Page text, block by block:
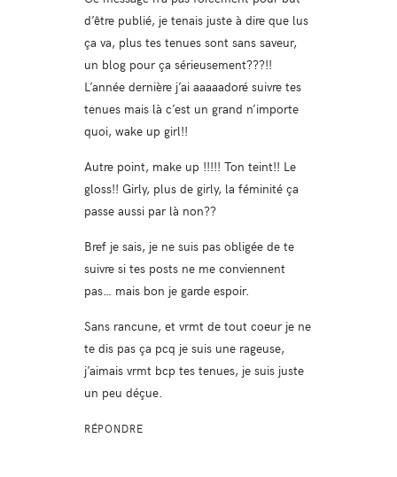
d’être publié, je tenais juste à dire que lus
ça va, plus tes tenues sont sans saveur,
un blog pour ça sérieusement???!!
L’année dernière j’ai aaaaadoré suivre tes
tenues mais là c’est un grand n’importe
quoi, wake up girl!!
Autre point, make up !!!!! Ton teint!! Le
gloss!! Girly, plus de girly, la féminité ça
passe aussi par là non??
Bref je sais, je ne suis pas obligée de te
suivre si tes posts ne me conviennent
pas… mais bon je garde espoir.
Sans rancune, et vrmt de tout coeur je ne
te dis pas ça pcq je suis une rageuse,
j’aimais vrmt bcp tes tenues, je suis juste
un peu déçue.
RÉPONDRE